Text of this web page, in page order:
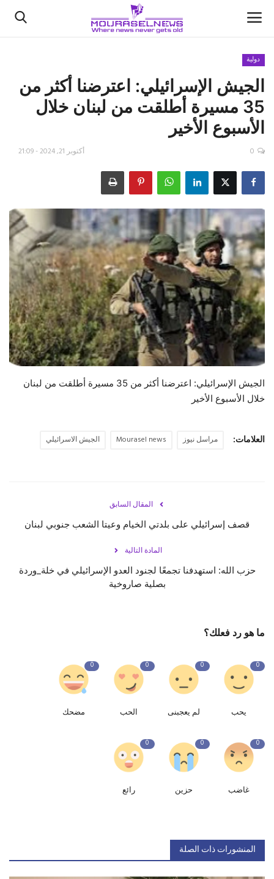
الأخبار
كتّابنا
السعودية
اقتصاد
علوم وتكنولوجيا
رياضة
فيديو
حياة
دولية
الجيش الإسرائيلي: اعترضنا أكثر من
35 مسيرة أطلقت من ‎لبنان خلال
الأسبوع الأخير
أكتوبر 21, 2024 - 21:09 0
الجيش الإسرائيلي: اعترضنا أكثر من 35 مسيرة أطلقت من ‎لبنان
خلال الأسبوع الأخير
العلامات: مراسل نيوز Mourasel news الجيش الاسرائيلي
المقال السابق
قصف إسرائيلي على بلدتي الخيام وعيتا الشعب جنوبي لبنان
المادة التالية
حزب الله: استهدفنا تجمعًا لجنود العدو الإسرائيلي في ‎خلة_وردة
بصلية صاروخية
ما هو رد فعلك؟
0
يحب
0
لم يعجبنى
0
الحب
0
مضحك
0
غاضب
0
حزين
0
رائع
المنشورات ذات الصلة